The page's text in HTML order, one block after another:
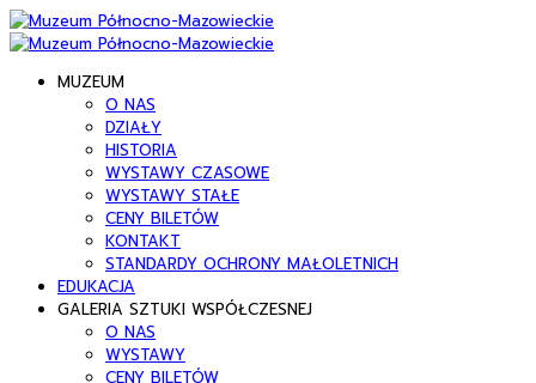
MUZEUM
O NAS
DZIAŁY
HISTORIA
WYSTAWY CZASOWE
WYSTAWY STAŁE
CENY BILETÓW
KONTAKT
STANDARDY OCHRONY MAŁOLETNICH
EDUKACJA
GALERIA SZTUKI WSPÓŁCZESNEJ
O NAS
WYSTAWY
CENY BILETÓW